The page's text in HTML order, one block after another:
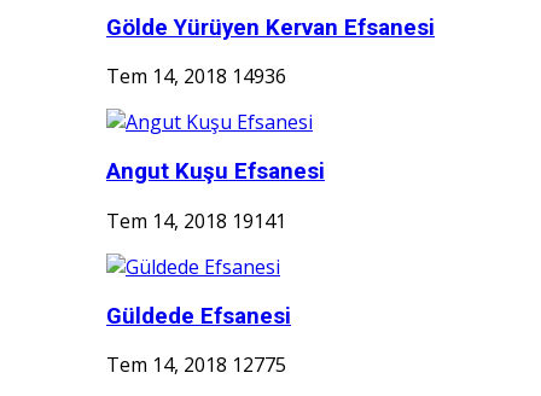
Gölde Yürüyen Kervan Efsanesi
Tem 14, 2018 14936
Angut Kuşu Efsanesi
Tem 14, 2018 19141
Güldede Efsanesi
Tem 14, 2018 12775